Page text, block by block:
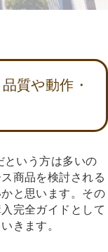
質や動作・
という方は多いの
商品を検討される
と思います。その
完全ガイドとして
きます。